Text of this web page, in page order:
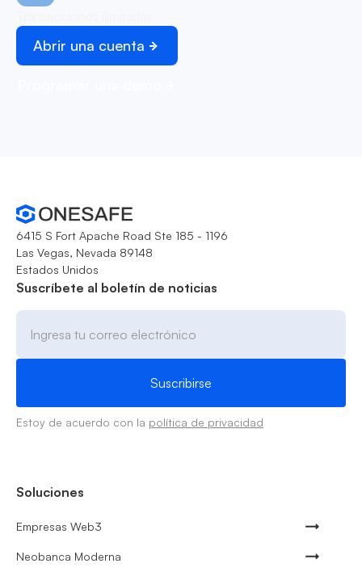
Abrir una cuenta
6415 S Fort Apache Road Ste 185 - 1196
Las Vegas, Nevada 89148
Estados Unidos
Suscríbete al boletín de noticias
Estoy de acuerdo con la política de privacidad
Soluciones
Empresas Web3
Neobanca Moderna